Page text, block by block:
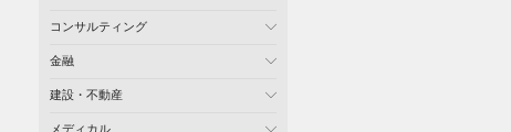
コンサルティング
金融
建設・不動産
メディカル